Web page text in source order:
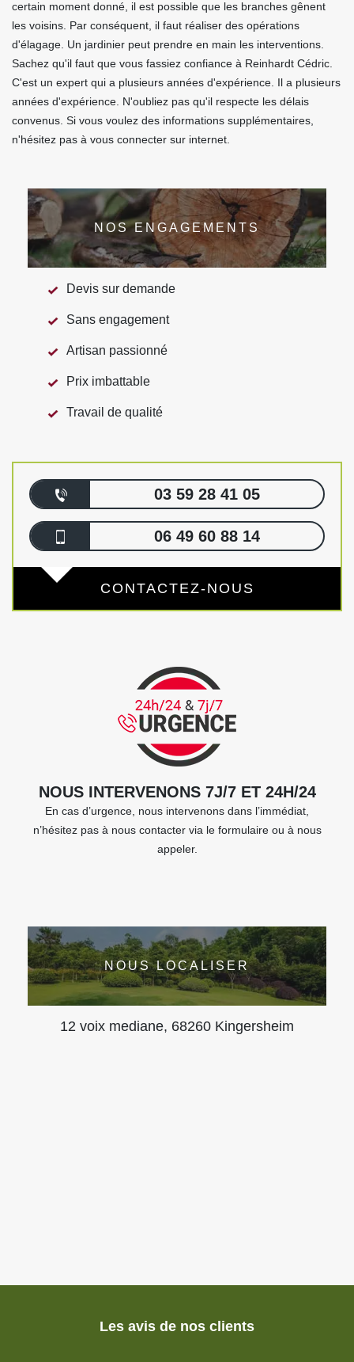
certain moment donné, il est possible que les branches gênent
les voisins. Par conséquent, il faut réaliser des opérations
d'élagage. Un jardinier peut prendre en main les interventions.
Sachez qu'il faut que vous fassiez confiance à Reinhardt Cédric.
C'est un expert qui a plusieurs années d'expérience. Il a plusieurs
années d'expérience. N'oubliez pas qu'il respecte les délais
convenus. Si vous voulez des informations supplémentaires,
n'hésitez pas à vous connecter sur internet.
NOS ENGAGEMENTS
Devis sur demande
Sans engagement
Artisan passionné
Prix imbattable
Travail de qualité
03 59 28 41 05
06 49 60 88 14
CONTACTEZ-NOUS
NOUS INTERVENONS 7J/7 ET 24H/24
En cas d’urgence, nous intervenons dans l’immédiat,
n’hésitez pas à nous contacter via le formulaire ou à nous
appeler.
NOUS LOCALISER
12 voix mediane, 68260 Kingersheim
Les avis de nos clients